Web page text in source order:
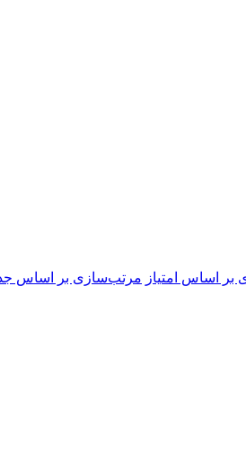
اساس امتیاز مرتب‌سازی بر اساس